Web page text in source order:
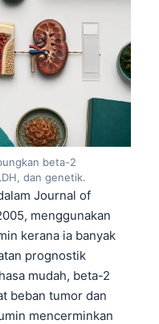
beta-2
dan genetik.
Journal of
menggunakan
kerana ia banyak
prognostik
mudah, beta-2
beban tumor dan
mencerminkan